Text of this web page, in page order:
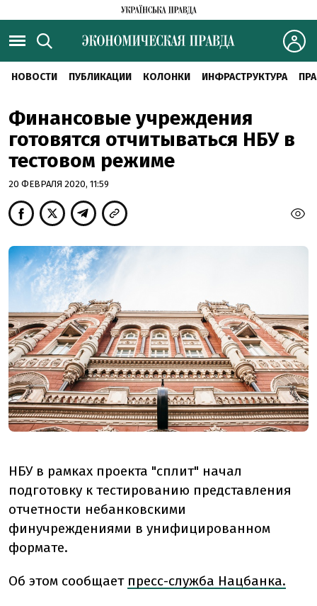
НОВОСТИ ПУБЛИКАЦИИ КОЛОНКИ ИНФРАСТРУКТУРА
Финансовые учреждения
готовятся отчитываться НБУ в
тестовом режиме
20 ФЕВРАЛЯ 2020, 11:59
НБУ в рамках проекта "сплит" начал
подготовку к тестированию представления
отчетности небанковскими
финучреждениями в унифицированном
формате.
Об этом сообщает пресс-служба Нацбанка.